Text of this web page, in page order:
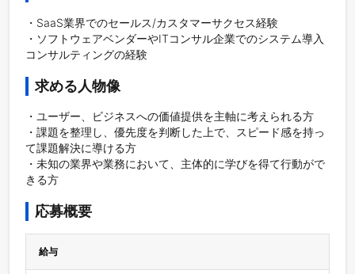
・SaaS業界でのセールス/カスタマーサクセス経験
・ソフトウェアベンダーやITコンサル企業でのシステム導入
コンサルティングの経験
求める人物像
・ユーザー、ビジネスへの価値提供を主軸に考えられる方
・課題を整理し、優先度を判断した上で、スピード感を持っ
て課題解決に導ける方
・未知の業界や業務において、主体的に学びを得て行動がで
きる方
応募概要
給与